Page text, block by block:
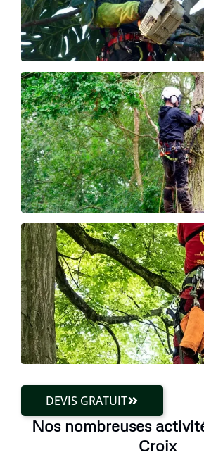
DEVIS GRATUIT
Nos nombreuses
Croix